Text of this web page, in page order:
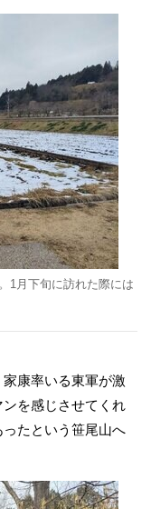
1月下旬に訪れた際には
康率いる東軍が激
を感じさせてくれ
たという笹尾山へ